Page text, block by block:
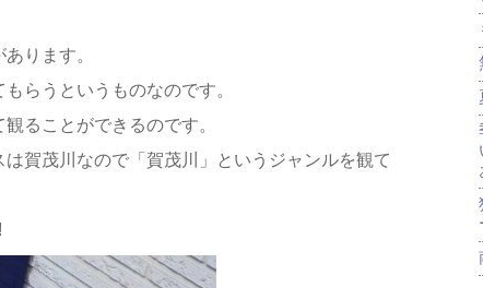
ります。
らうというものなのです。
ることができるのです。
賀茂川なので「賀茂川」というジャンルを観て